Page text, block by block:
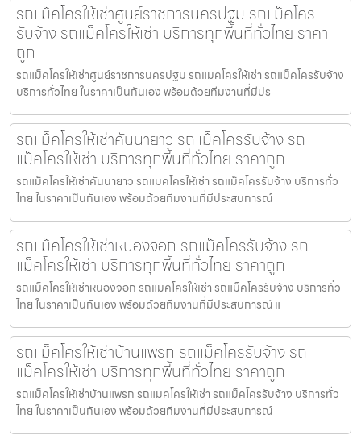
รถแม็คโครให้เช่าศูนย์ราชการนครปฐม รถแม็คโคร
รับจ้าง รถแม็คโครให้เช่า บริการทุกพื้นที่ทั่วไทย ราคา
ถูก
รถแม็คโครให้เช่าศูนย์ราชการนครปฐม รถแมคโครให้เช่า รถแม็คโครรับจ้าง
บริการทั่วไทย ในราคาเป็นกันเอง พร้อมด้วยทีมงานที่มีปร
รถแม็คโครให้เช่าคันนายาว รถแม็คโครรับจ้าง รถ
แม็คโครให้เช่า บริการทุกพื้นที่ทั่วไทย ราคาถูก
รถแม็คโครให้เช่าคันนายาว รถแมคโครให้เช่า รถแม็คโครรับจ้าง บริการทั่ว
ไทย ในราคาเป็นกันเอง พร้อมด้วยทีมงานที่มีประสบการณ์
รถแม็คโครให้เช่าหนองจอก รถแม็คโครรับจ้าง รถ
แม็คโครให้เช่า บริการทุกพื้นที่ทั่วไทย ราคาถูก
รถแม็คโครให้เช่าหนองจอก รถแมคโครให้เช่า รถแม็คโครรับจ้าง บริการทั่ว
ไทย ในราคาเป็นกันเอง พร้อมด้วยทีมงานที่มีประสบการณ์ แ
รถแม็คโครให้เช่าบ้านแพรก รถแม็คโครรับจ้าง รถ
แม็คโครให้เช่า บริการทุกพื้นที่ทั่วไทย ราคาถูก
รถแม็คโครให้เช่าบ้านแพรก รถแมคโครให้เช่า รถแม็คโครรับจ้าง บริการทั่ว
ไทย ในราคาเป็นกันเอง พร้อมด้วยทีมงานที่มีประสบการณ์